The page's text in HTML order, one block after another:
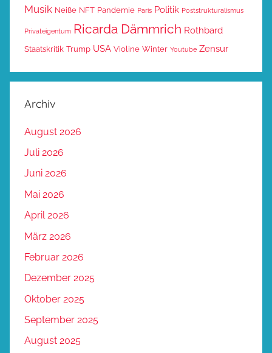
Musik Neiße NFT Pandemie Paris Politik Poststrukturalismus
Privateigentum Ricarda Dämmrich Rothbard
Staatskritik Trump USA Violine Winter Youtube Zensur
Archiv
August 2026
Juli 2026
Juni 2026
Mai 2026
April 2026
März 2026
Februar 2026
Dezember 2025
Oktober 2025
September 2025
August 2025